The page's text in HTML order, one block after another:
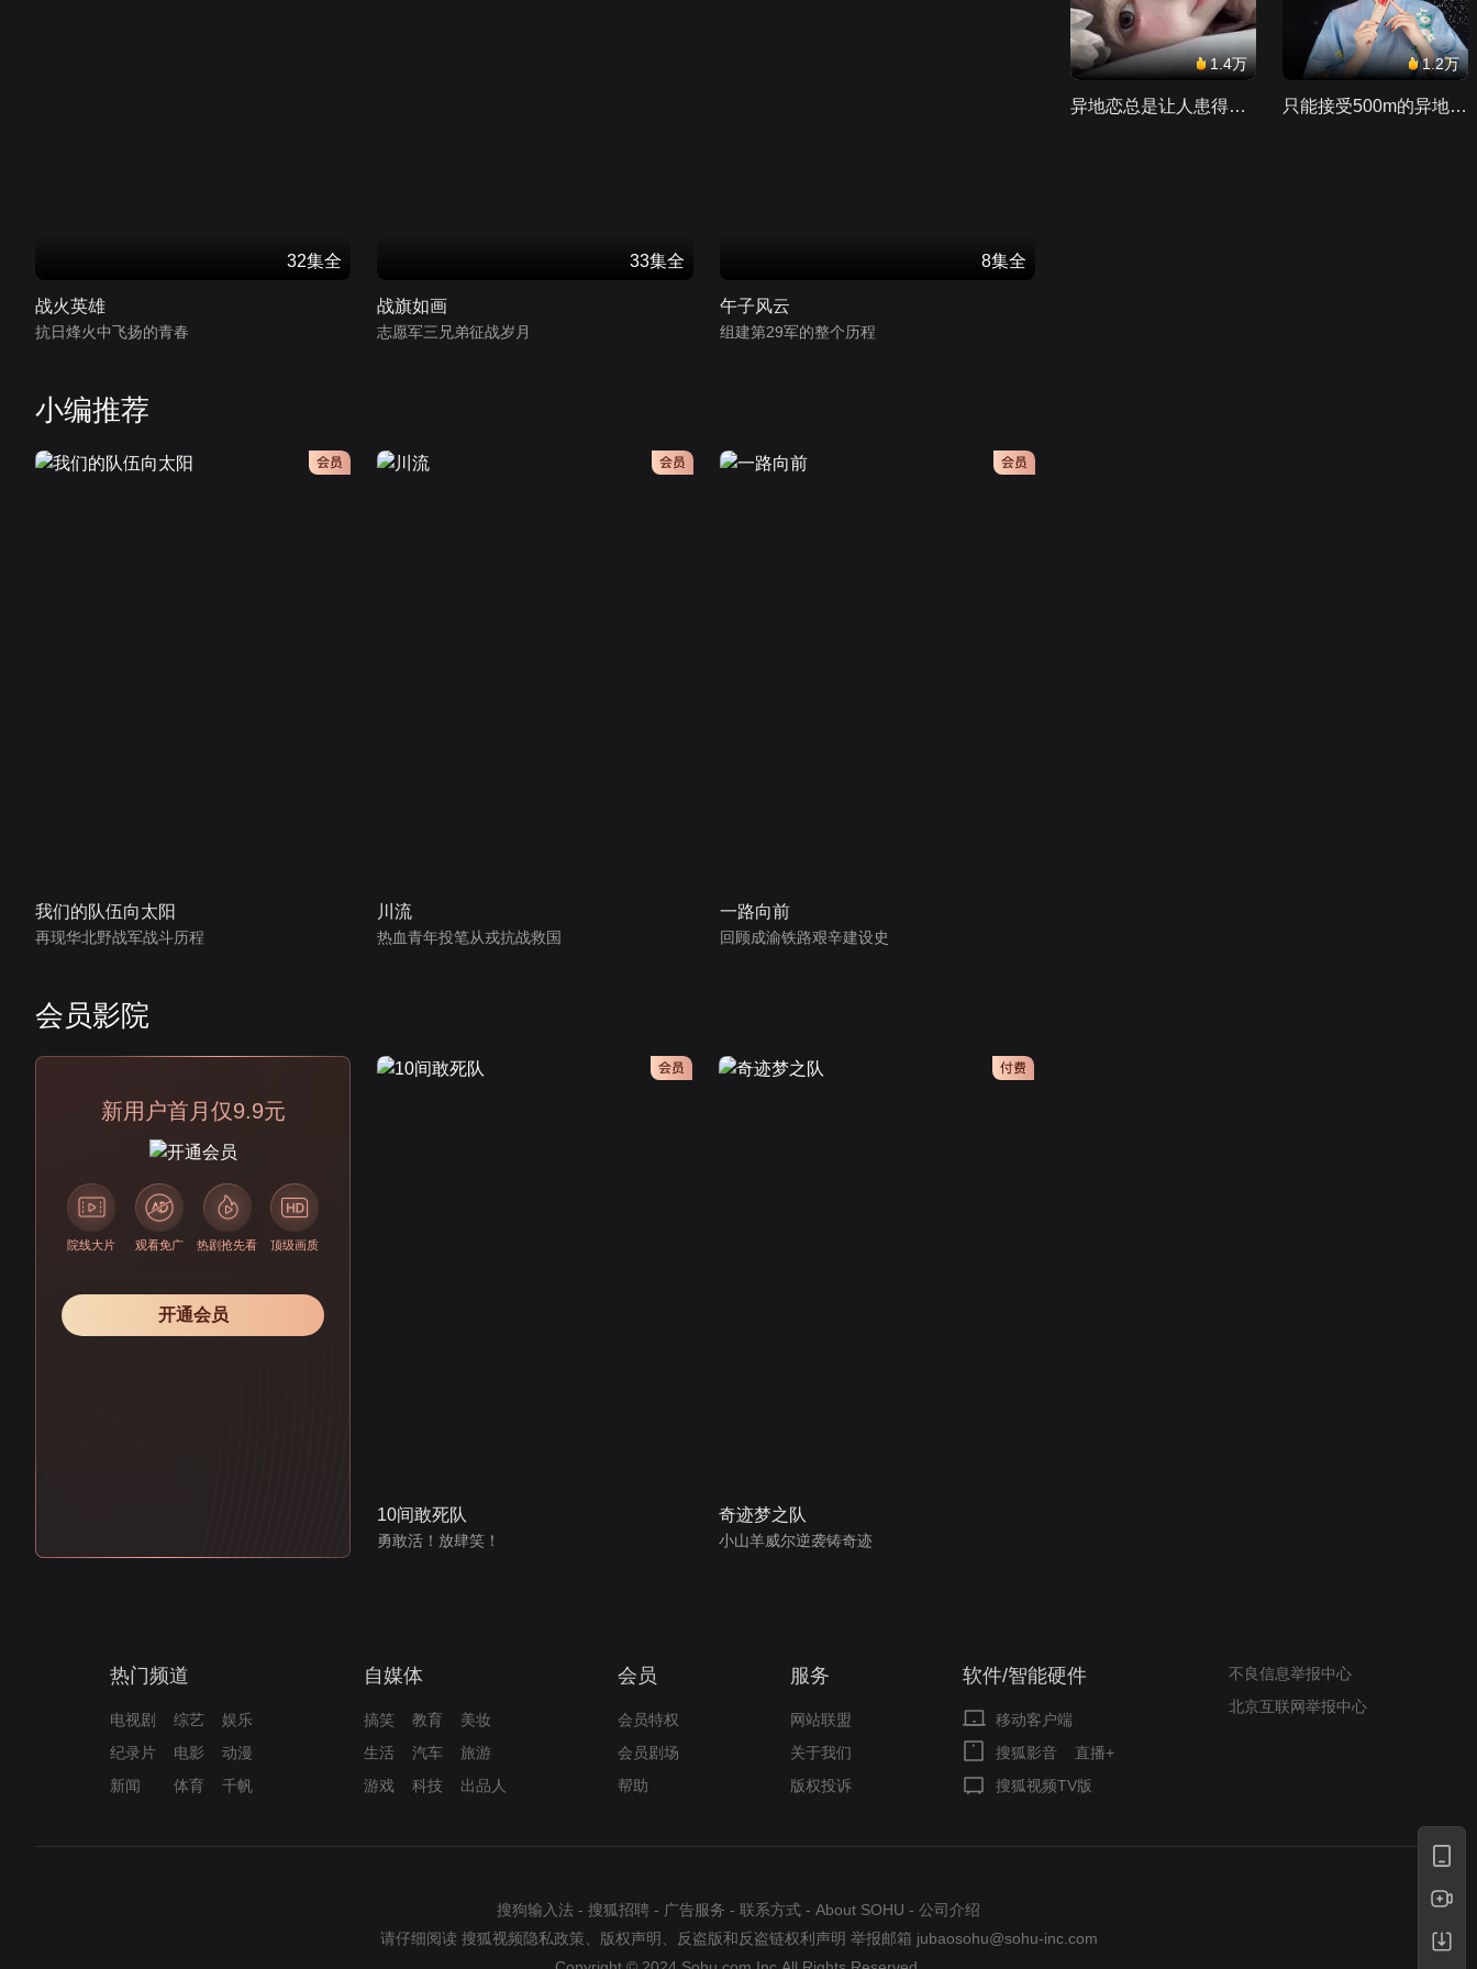
32集全
战火英雄
抗日烽火中飞扬的青春
33集全
战旗如画
志愿军三兄弟征战岁月
8集全
午子风云
组建第29军的整个历程
小编推荐
会员
我们的队伍向太阳
再现华北野战军战斗历程
川流
热血青年投笔从戎抗战救国
会员
一路向前
回顾成渝铁路艰辛建设史
会员影院
新用户首月仅9.9元
院线大片 观看免广 热剧抢先看 顶级画质
开通会员
会员
10间敢死队
勇敢活！放肆笑！
奇迹梦之队
小山羊威尔逆袭铸奇迹
1.4万
异地恋总是让人患得患失。。。
1.2万
只能接受500m的异地恋，电动车没电了......
热门频道
电视剧 综艺
娱乐
纪录片
电影
动漫
新闻
体育 千帆
自媒体
搞笑 教育
美妆
生活
汽车
旅游
游戏
科技 出品人
会员
会员特权
会员剧场
帮助
服务
网站联盟
关于我们
版权投诉
软件/智能硬件
移动客户端
搜狐影音
直播+
搜狐视频TV版
不良信息举报中心
北京互联网举报中心
搜狗输入法 - 搜狐招聘 - 广告服务 - 联系方式 - About SOHU - 公司介绍
请仔细阅读 搜狐视频隐私政策 版权声明 反盗版和反盗链权利声明 举报邮箱 jubaosohu@sohu-inc.com